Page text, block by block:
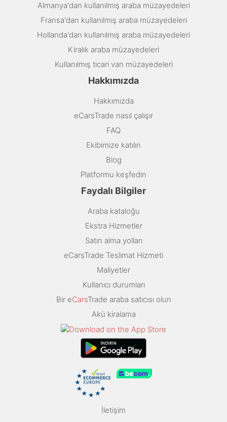
Almanya'dan kullanılmış araba müzayedeleri
Fransa'dan kullanılmış araba müzayedeleri
Hollanda'dan kullanılmış araba müzayedeleri
Kiralık araba müzayedeleri
Kullanılmış ticari van müzayedeleri
Hakkımızda
Hakkımızda
eCarsTrade nasıl çalışır
FAQ
Ekibimize katılın
Blog
Platformu keşfedin
Faydalı Bilgiler
Araba kataloğu
Ekstra Hizmetler
Satın alma yolları
eCarsTrade Teslimat Hizmeti
Maliyetler
Kullanıcı durumları
Bir eCarsTrade araba satıcısı olun
Akü kiralama
İletişim